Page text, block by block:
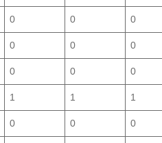
0 0 0
0 0 0
0 0 0
1 1 1
0 0 0